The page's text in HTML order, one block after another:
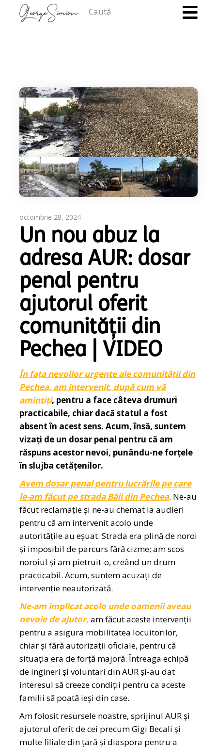
octombrie 28, 2024
Un nou abuz la
adresa AUR: dosar
penal pentru
ajutorul oferit
comunității din
Pechea | VIDEO
În fața nevoilor urgente ale comunității din
Pechea, am intervenit, după cum vă
amintiți, pentru a face câteva drumuri
practicabile, chiar dacă statul a fost
absent în acest sens. Acum, însă, suntem
vizați de un dosar penal pentru că am
răspuns acestor nevoi, punându-ne forțele
în slujba cetățenilor.
Avem dosar penal pentru lucrările pe care
le-am făcut pe strada Băii din Pechea. Ne-au
făcut reclamație și ne-au chemat la audieri
pentru că am intervenit acolo unde
autoritățile au eșuat. Strada era plină de noroi
și imposibil de parcurs fără cizme; am scos
noroiul și am pietruit-o, creând un drum
practicabil. Acum, suntem acuzați de
intervenție neautorizată.
Ne-am implicat acolo unde oamenii aveau
nevoie de ajutor,am făcut aceste intervenții
pentru a asigura mobilitatea locuitorilor,
chiar și fără autorizații oficiale, pentru că
situația era de forță majoră. Întreaga echipă
de ingineri și voluntari din AUR și-au dat
interesul să creeze condiții pentru ca aceste
familii să poată ieși din case.
Am folosit resursele noastre, sprijinul AUR și
ajutorul oferit de cei precum Gigi Becali și
multe filiale din țară și diaspora pentru a